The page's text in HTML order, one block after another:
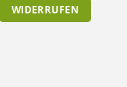
WIDERRUFEN